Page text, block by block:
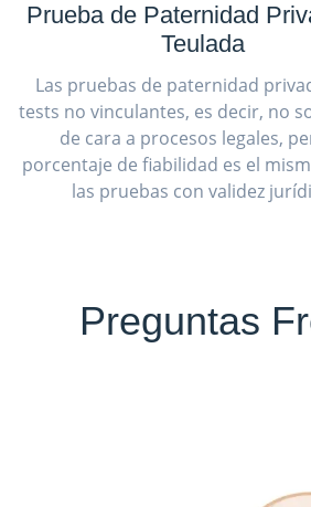
Prueba de Paternidad
Teulada
Las pruebas de paternidad
tests no vinculantes, es decir, no
de cara a procesos legales,
porcentaje de fiabilidad es el
las pruebas con validez
Preguntas